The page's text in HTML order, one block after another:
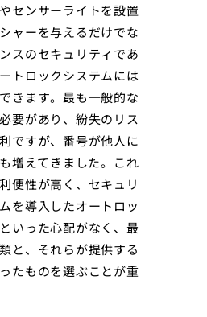
センサーライトを設置
ャーを与えるだけでな
スのセキュリティであ
トロックシステムには
きます。最も一般的な
要があり、紛失のリス
ですが、番号が他人に
増えてきました。これ
便性が高く、セキュリ
を導入したオートロッ
いった心配がなく、最
と、それらが提供する
たものを選ぶことが重